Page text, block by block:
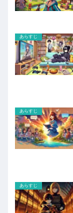
あらすじ
あらすじ
あらすじ